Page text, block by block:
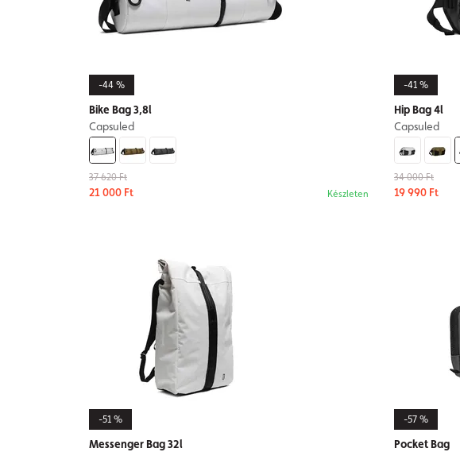
-44 %
Bike Bag 3,8l
Capsuled
37 620 Ft
21 000 Ft Készleten
-41 %
Hip Bag 4l
Capsuled
34 000 Ft
19 990 Ft
-51 %
Messenger Bag 32l
-57 %
Pocket Bag